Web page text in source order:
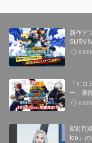
新作ア
『ヒ
ー、荼
8/3(月
too」の